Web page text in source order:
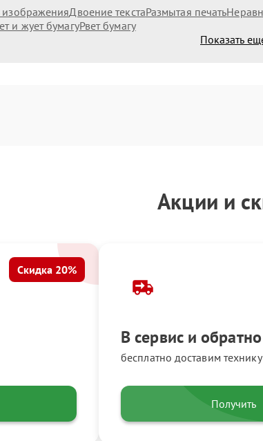
Двоение текстаРазмытая печать
и жует бумагуРвет бумагу
Показать
Акции и
Скидка 20%
В сервис и обратно
бесплатно доставим
Получить